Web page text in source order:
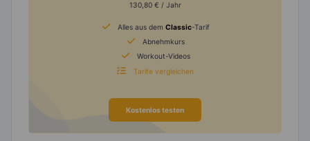
130,80 € / Jahr
Alles aus dem Classic-Tarif
Abnehmkurs
Workout-Videos
Tarife vergleichen
Kostenlos testen